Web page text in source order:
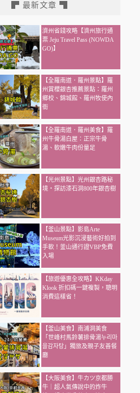
▛ 最新文章 ▜
濟州省錢攻略【濟州旅行通
票 Jeju Travel Pass (NOWDA
GO)】
【全羅南道．羅州景點】羅
州賞櫻銀杏推薦景點：羅州
鄉校、錦城館、羅州牧使內
衙
【全羅南道．羅州美食】羅
州牛骨湯白屋：正宗牛骨
湯、軟嫩牛肉份量足
【光州景點】光州銀杏路秘
境・探訪漆石洞800年銀杏樹
【釜山景點】影島Arte
Museum光影沉浸藝術好拍到
手軟！釜山通行證VBP免費
入場
【旅遊優惠全攻略】KKday
Klook 折扣碼一鍵複製，聰明
消費這樣省！
【釜山美食】南浦洞美食
「世峰村馬鈴薯排骨湯누리마
을감자탕」獨旅及親子友善餐
廳
【大阪美食】牛カツ京都勝
牛｜超人氣傳說中的炸牛